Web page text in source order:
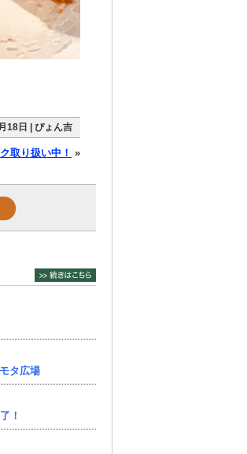
18日 | ぴょん吉
取り扱い中！ »
タ広場
！